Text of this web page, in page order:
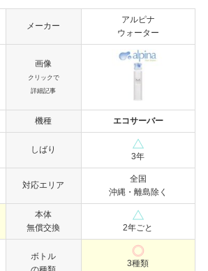
メーカー
アルピナ
ウォーター
画像
クリックで
詳細記事
機種 エコサーバー
しばり
3年
対応エリア
全国
沖縄・離島除く
本体
無償交換
2年ごと
ボトル
3種類